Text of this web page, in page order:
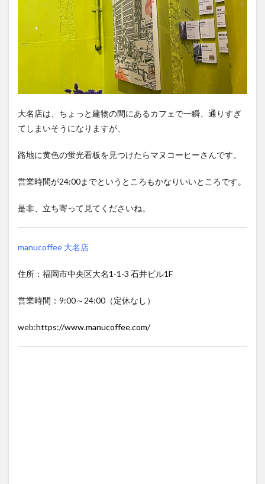
大名店は、ちょっと建物の間にあるカフェで一瞬、通りすぎ
てしまいそうになりますが、
路地に黄色の蛍光看板を見つけたらマヌコーヒーさんです。
営業時間が24:00までというところもかなりいいところです。
是非、立ち寄って見てくださいね。
manucoffee 大名店
住所：福岡市中央区大名1-1-3 石井ビル1F
営業時間：9:00～24:00（定休なし）
web:https://www.manucoffee.com/